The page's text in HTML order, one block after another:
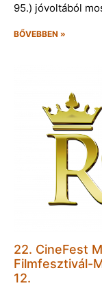
95.) jóvoltából
BŐVEBBEN »
22. CineFest
Filmfesztivál-
12.